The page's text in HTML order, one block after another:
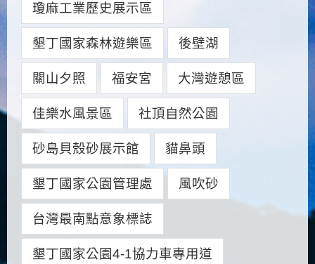
瓊麻工業歷史展示區
墾丁國家森林遊樂區 後壁湖
關山夕照 福安宮 大灣遊憩區
佳樂水風景區 社頂自然公園
砂島貝殼砂展示館 貓鼻頭
墾丁國家公園管理處 風吹砂
台灣最南點意象標誌
墾丁國家公園4-1協力車專用道